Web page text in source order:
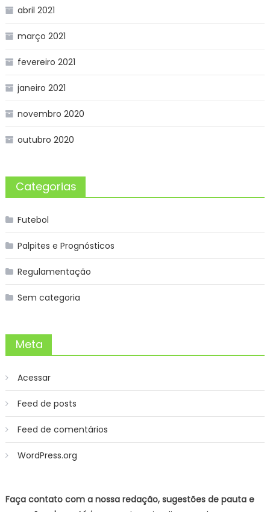
abril 2021
março 2021
fevereiro 2021
janeiro 2021
novembro 2020
outubro 2020
Categorias
Futebol
Palpites e Prognósticos
Regulamentação
Sem categoria
Meta
Acessar
Feed de posts
Feed de comentários
WordPress.org
Faça contato com a nossa redação, sugestões de pauta e